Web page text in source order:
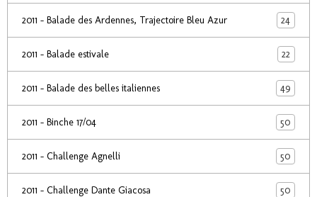
2011 - Balade des Ardennes, Trajectoire Bleu Azur 24
2011 - Balade estivale 22
2011 - Balade des belles italiennes 49
2011 - Binche 17/04 50
2011 - Challenge Agnelli 50
2011 - Challenge Dante Giacosa 50